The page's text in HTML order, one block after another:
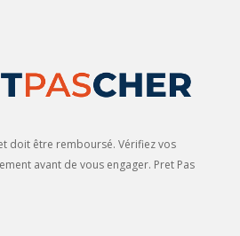
doit être remboursé. Vérifiez vos
avant de vous engager. Pret Pas